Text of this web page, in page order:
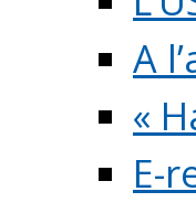
A
«
E-